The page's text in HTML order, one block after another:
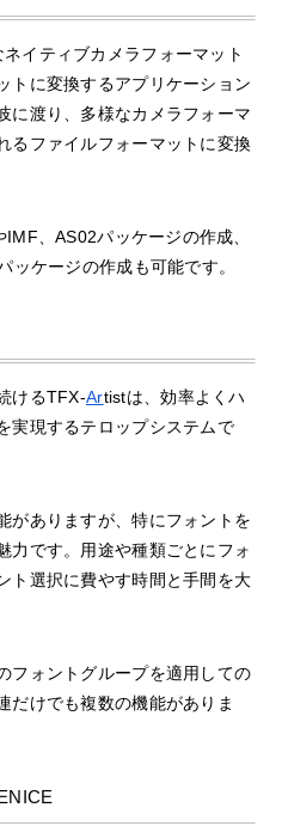
イティブカメラフォーマット
トに変換するアプリケーション
に渡り、多様なカメラフォーマ
るファイルフォーマットに変換
、AS02パッケージの作成、
ッケージの作成も可能です。
けるTFX-Artistは、効率よくハ
実現するテロップシステムで
がありますが、特にフォントを
力です。用途や種類ごとにフォ
ト選択に費やす時間と手間を大
フォントグループを適用しての
だけでも複数の機能がありま